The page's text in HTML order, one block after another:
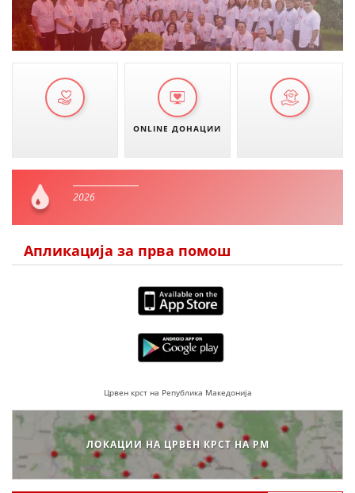
ONLINE ДОНАЦИИ
2026
Апликација за прва помош
Црвен крст на Република Македонија
ЛОКАЦИИ НА ЦРВЕН КРСТ НА РМ